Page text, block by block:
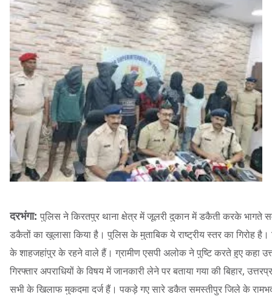
दरभंगा: पुलिस ने किरतपुर थाना क्षेत्र में जूलरी दुकान में डकैती करके भागते
डकैतों का खुलासा किया है। पुलिस के मुताबिक ये राष्ट्रीय स्तर का गिरोह है।
के शाहजहांपुर के रहने वाले हैं। ग्रामीण एसपी अलोक ने पुष्टि करते हुए कहा
गिरफ्तार अपराधियों के विषय में जानकारी लेने पर बताया गया की बिहार,
सभी के खिलाफ मुकदमा दर्ज हैं। पकड़े गए सारे डकैत समस्तीपुर जिले के